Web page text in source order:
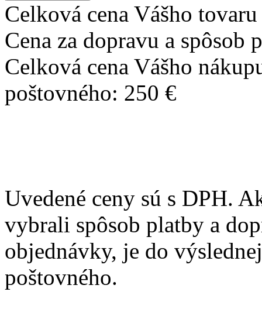
Celková cena Vášho
Cena za dopravu a spôsob
Celková cena Vášho
poštovného: 250 €
Uvedené ceny sú s DPH.
vybrali spôsob platby a
objednávky, je do
poštovného.